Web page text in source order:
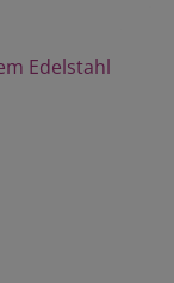
Edelstahl